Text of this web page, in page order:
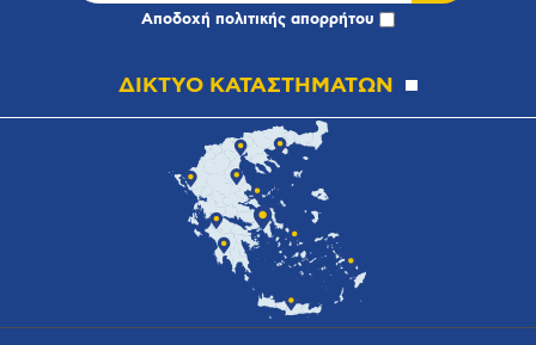
Αποδοχή πολιτικής απορρήτου
ΔΙΚΤΥΟ ΚΑΤΑΣΤΗΜΑΤΩΝ